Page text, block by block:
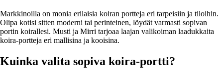
Markkinoilla on monia erilaisia koiran portteja eri tarpeisiin ja tiloihin.
Olipa kotisi sitten moderni tai perinteinen, löydät varmasti sopivan
portin koirallesi. Musti ja Mirri tarjoaa laajan valikoiman laadukkaita
koira-portteja eri mallisina ja kooisina.
Kuinka valita sopiva koira-portti?